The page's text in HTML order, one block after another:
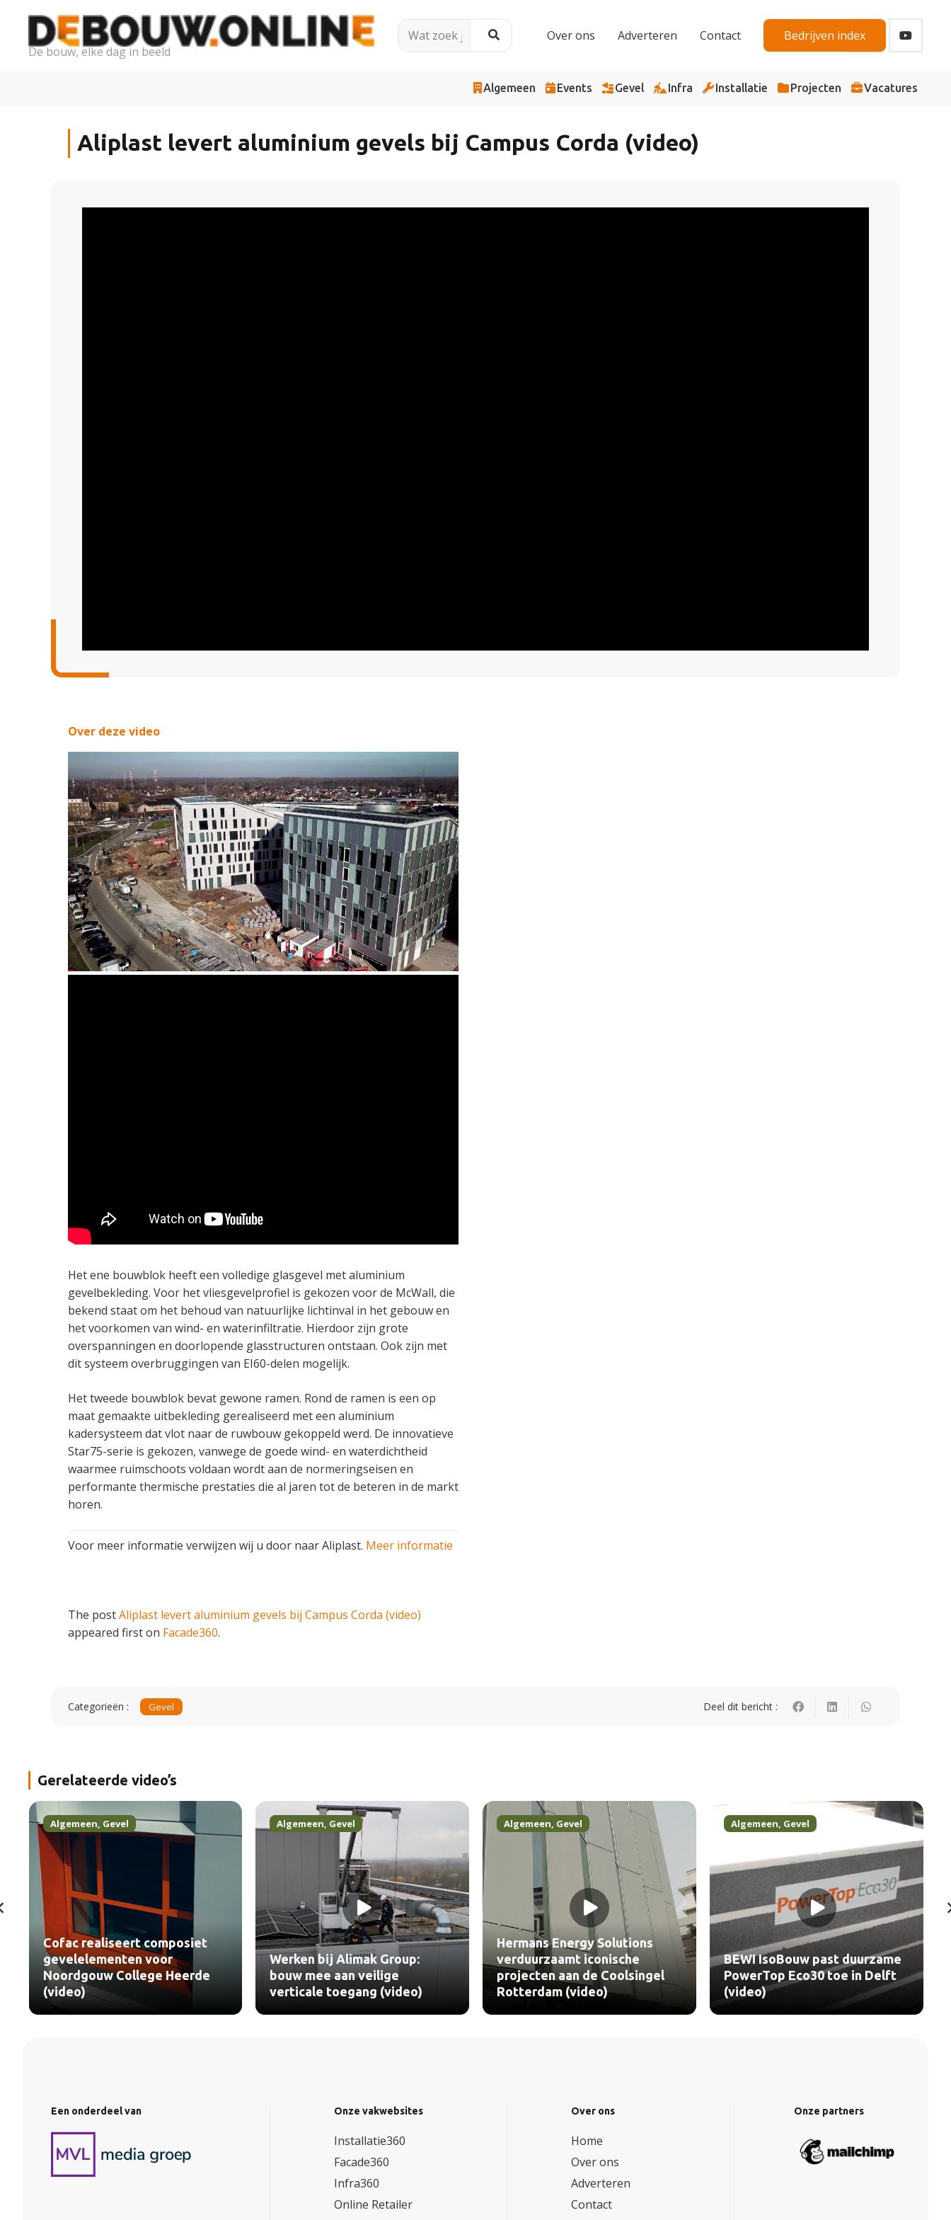
De bouw, elke dag in beeld
Over ons Adverteren Contact Bedrijven index
Algemeen Events Gevel Infra Installatie Projecten Vacatures
Aliplast levert aluminium gevels bij Campus Corda (video)
Over deze video
Het ene bouwblok heeft een volledige glasgevel met aluminium
gevelbekleding. Voor het vliesgevelprofiel is gekozen voor de McWall, die
bekend staat om het behoud van natuurlijke lichtinval in het gebouw en
het voorkomen van wind- en waterinfiltratie. Hierdoor zijn grote
overspanningen en doorlopende glasstructuren ontstaan. Ook zijn met
dit systeem overbruggingen van EI60-delen mogelijk.
Het tweede bouwblok bevat gewone ramen. Rond de ramen is een op
maat gemaakte uitbekleding gerealiseerd met een aluminium
kadersysteem dat vlot naar de ruwbouw gekoppeld werd. De innovatieve
Star75-serie is gekozen, vanwege de goede wind- en waterdichtheid
waarmee ruimschoots voldaan wordt aan de normeringseisen en
performante thermische prestaties die al jaren tot de beteren in de markt
horen.
Voor meer informatie verwijzen wij u door naar Aliplast. Meer informatie
The postAliplast levert aluminium gevels bij Campus Corda (video)
appeared first on Facade360.
Categorieën : Gevel Deel dit bericht :
Gerelateerde video’s
Algemeen, Gevel
Cofac realiseert composiet
gevelelementen voor
Noordgouw College Heerde
(video)
Algemeen, Gevel
Werken bij Alimak Group:
bouw mee aan veilige
verticale toegang (video)
Algemeen, Gevel
Hermans Energy Solutions
verduurzaamt iconische
projecten aan de Coolsingel
Rotterdam (video)
Algemeen, Gevel
BEWI IsoBouw past duurzame
PowerTop Eco30 toe in Delft
(video)
Een onderdeel van Onze vakwebsites
Installatie360
Facade360
Infra360
Online Retailer
Over ons
Home
Over ons
Adverteren
Contact
Onze partners